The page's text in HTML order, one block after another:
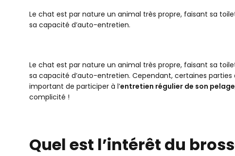
Quels sont les gestes d’un bon brossage ?
Quelles sont les parties du chat les plus sensibles durant le
A quelle fréquence dois-je brosser mon chat ?
Quelle brosse choisir selon le pelage de mon chat ?
Le chat est par nature un animal très propre, faisant sa
sa capacité d’auto-entretien.
Le chat est par nature un animal très propre, faisant sa
sa capacité d’auto-entretien. Cependant, certaines
important de participer à l’entretien régulier de son pelage
complicité !
Quel est l’intérêt du